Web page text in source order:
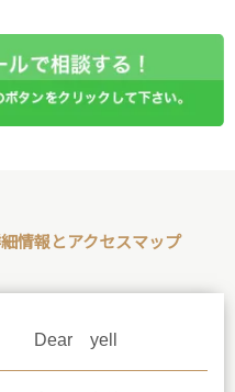
情報とアクセスマップ
Dear yell